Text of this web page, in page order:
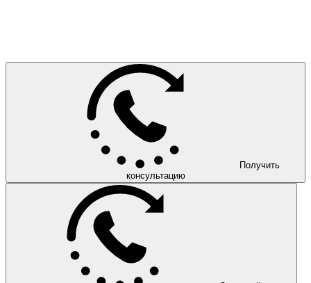
Получить
консультацию